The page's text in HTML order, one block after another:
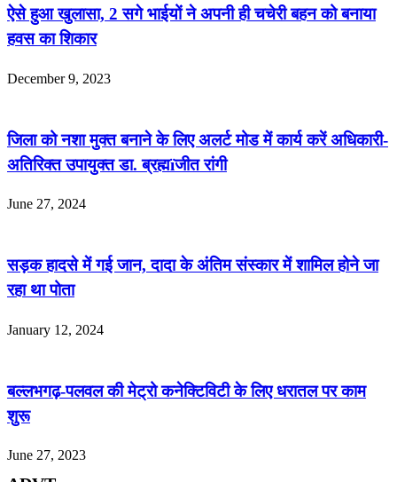
ऐसे हुआ खुलासा, 2 सगे भाईयों ने अपनी ही चचेरी बहन को बनाया
हवस का शिकार
December 9, 2023
जिला को नशा मुक्त बनाने के लिए अलर्ट मोड में कार्य करें अधिकारी-
अतिरिक्त उपायुक्त डा. ब्रह्मïजीत रांगी
June 27, 2024
सड़क हादसे में गई जान, दादा के अंतिम संस्कार में शामिल होने जा
रहा था पोता
January 12, 2024
बल्लभगढ़-पलवल की मेट्रो कनेक्टिविटी के लिए धरातल पर काम
शुरू
June 27, 2023